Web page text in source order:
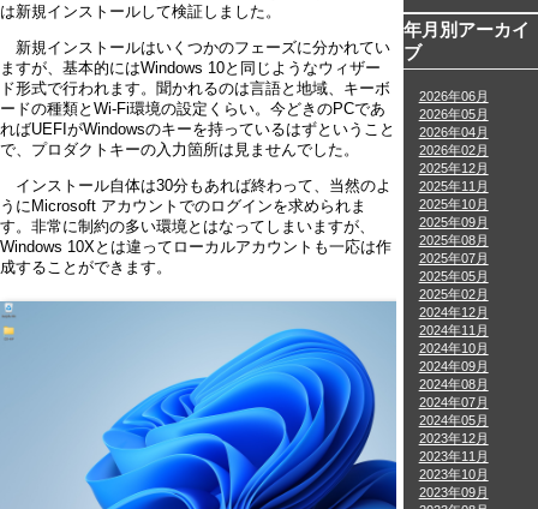
は新規インストールして検証しました。
新規インストールはいくつかのフェーズに分かれてい
ますが、基本的にはWindows 10と同じようなウィザー
ド形式で行われます。聞かれるのは言語と地域、キーボ
ードの種類とWi-Fi環境の設定くらい。今どきのPCであ
ればUEFIがWindowsのキーを持っているはずということ
で、プロダクトキーの入力箇所は見ませんでした。
インストール自体は30分もあれば終わって、当然のよ
うにMicrosoft アカウントでのログインを求められま
す。非常に制約の多い環境とはなってしまいますが、
Windows 10Xとは違ってローカルアカウントも一応は作
成することができます。
年月別アーカイ
ブ
2026年06月
2026年05月
2026年04月
2026年02月
2025年12月
2025年11月
2025年10月
2025年09月
2025年08月
2025年07月
2025年05月
2025年02月
2024年12月
2024年11月
2024年10月
2024年09月
2024年08月
2024年07月
2024年05月
2023年12月
2023年11月
2023年10月
2023年09月